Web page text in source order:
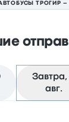
ТРОГИР
Завтра,
авг.